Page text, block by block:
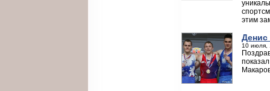
этим
Денис
10 июля,